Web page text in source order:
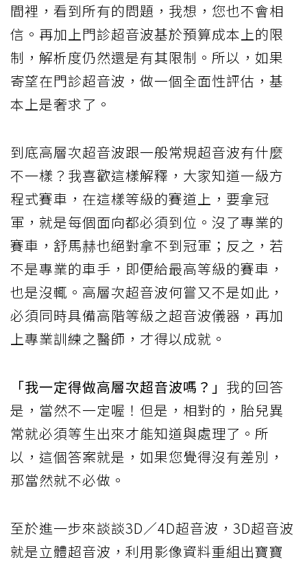
間裡，看到所有的問題，我想，您也不會相
信。再加上門診超音波基於預算成本上的限
制，解析度仍然還是有其限制。所以，如果
寄望在門診超音波，做一個全面性評估，基
本上是奢求了。
到底高層次超音波跟一般常規超音波有什麼
不一樣？我喜歡這樣解釋，大家知道一級方
程式賽車，在這樣等級的賽道上，要拿冠
軍，就是每個面向都必須到位。沒了專業的
賽車，舒馬赫也絕對拿不到冠軍；反之，若
不是專業的車手，即便給最高等級的賽車，
也是沒輒。高層次超音波何嘗又不是如此，
必須同時具備高階等級之超音波儀器，再加
上專業訓練之醫師，才得以成就。
「我一定得做高層次超音波嗎？」 我的回答
是，當然不一定喔！但是，相對的，胎兒異
常就必須等生出來才能知道與處理了。所
以，這個答案就是，如果您覺得沒有差別，
那當然就不必做。
至於進一步來談談3D／4D超音波，3D超音波
就是立體超音波，利用影像資料重組出寶寶